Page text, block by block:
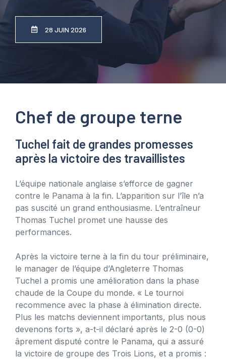
28 JUIN 2026
Chef de groupe terne
Tuchel fait de grandes promesses
après la victoire des travaillistes
L’équipe nationale anglaise s’efforce de gagner
contre le Panama à la fin. L’apparition sur l’île n’a
pas suscité un grand enthousiasme. L’entraîneur
Thomas Tuchel promet une hausse des
performances.
Après la victoire terne à la fin du tour préliminaire,
le manager de l’équipe d’Angleterre Thomas
Tuchel a promis une amélioration dans la phase
chaude de la Coupe du monde. « Le tournoi
recommence avec la phase à élimination directe.
Plus les matchs deviennent importants, plus nous
devenons forts », a-t-il déclaré après le 2-0 (0-0)
âprement disputé contre le Panama, qui a assuré
la victoire de groupe des Trois Lions, et a promis :